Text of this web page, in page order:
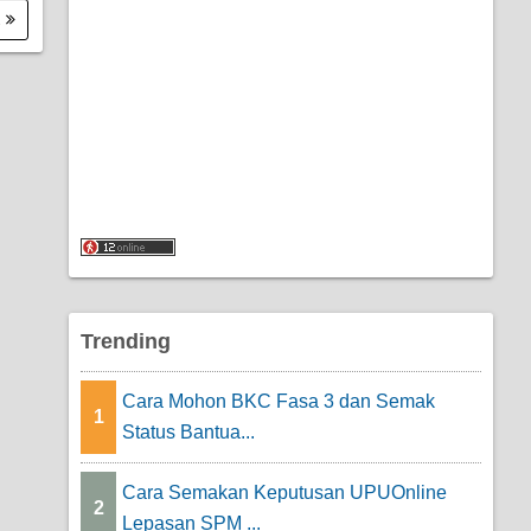
Trending
1
Cara Mohon BKC Fasa 3 dan Semak
Status Bantua...
2
Cara Semakan Keputusan UPUOnline
Lepasan SPM ...